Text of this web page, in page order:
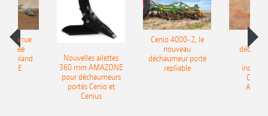
charrue
portée
Onland
Nouvelles ailettes
360 mm AMAZONE
pour déchaumeurs
portés Cenio et
Cenius
Cenio 4000-2, le
nouveau
déchaumeur porté
repliable